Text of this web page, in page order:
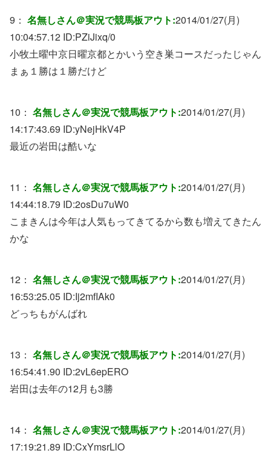
9： 名無しさん＠実況で競馬板アウト:2014/01/27(月)
10:04:57.12 ID:PZiJixq/0
小牧土曜中京日曜京都とかいう空き巣コースだったじゃん
まぁ１勝は１勝だけど
10： 名無しさん＠実況で競馬板アウト:2014/01/27(月)
14:17:43.69 ID:yNejHkV4P
最近の岩田は酷いな
11： 名無しさん＠実況で競馬板アウト:2014/01/27(月)
14:44:18.79 ID:2osDu7uW0
こまきんは今年は人気もってきてるから数も増えてきたん
かな
12： 名無しさん＠実況で競馬板アウト:2014/01/27(月)
16:53:25.05 ID:Ij2mfIAk0
どっちもがんばれ
13： 名無しさん＠実況で競馬板アウト:2014/01/27(月)
16:54:41.90 ID:2vL6epERO
岩田は去年の12月も3勝
14： 名無しさん＠実況で競馬板アウト:2014/01/27(月)
17:19:21.89 ID:CxYmsrLlO